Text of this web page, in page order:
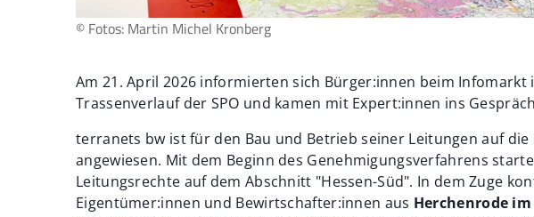
© Fotos: Martin Michel Kronberg
Am 21. April 2026 informierten sich Bürger:innen beim Infomarkt
Trassenverlauf der SPO und kamen mit Expert:innen ins
terranets bw ist für den Bau und Betrieb seiner Leitungen auf
angewiesen. Mit dem Beginn des Genehmigungsverfahrens
Leitungsrechte auf dem Abschnitt "Hessen-Süd". In dem Zuge
Eigentümer:innen und Bewirtschafter:innen aus Herchenrode